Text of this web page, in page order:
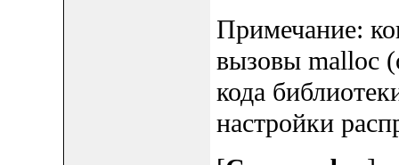
Примечание:
вызовы malloc
кода
настройки